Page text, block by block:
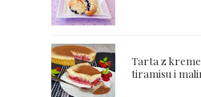
Tarta z
tiramisu i